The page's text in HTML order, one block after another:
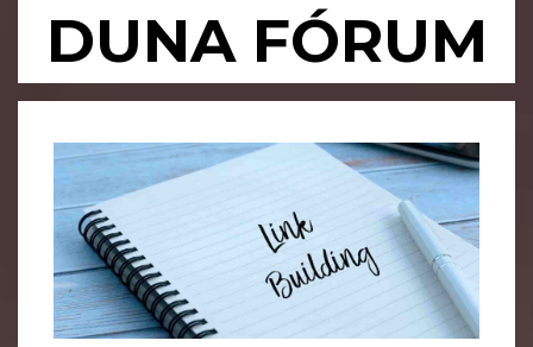
DUNA FÓRUM
Primary
Menu